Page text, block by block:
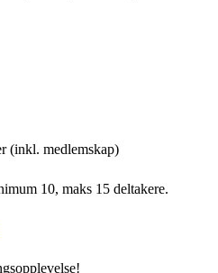
(inkl. medlemskap)
10, maks 15 deltakere.